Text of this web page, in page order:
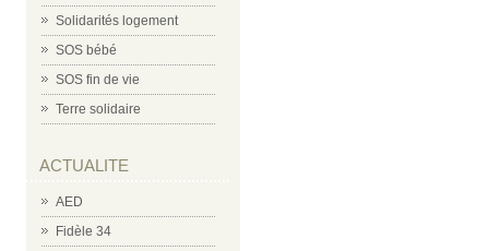
Solidarités logement
SOS bébé
SOS fin de vie
Terre solidaire
ACTUALITE
AED
Fidèle 34